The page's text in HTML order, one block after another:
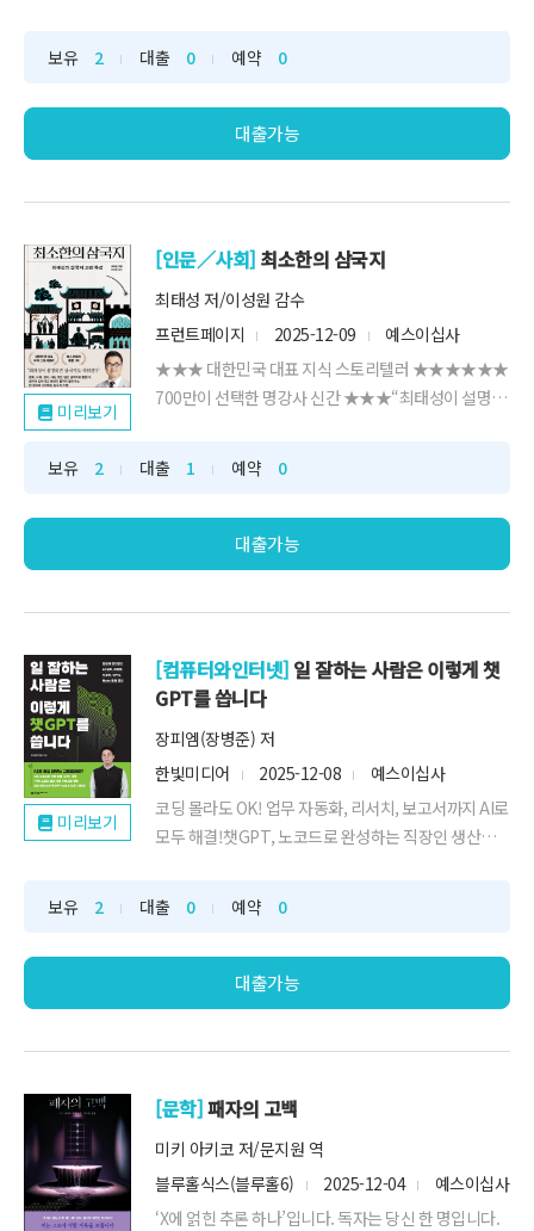
보유
2 대출 0 예약 0
대출가능
미리보기
[인문／사회] 최소한의 삼국지
최태성 저/이성원 감수
프런트페이지
2025-12-09
예스이십사
★★★ 대한민국 대표 지식 스토리텔러 ★★★★★★
700만이 선택한 명강사 신간 ★★★“최태성이 설명하
보유
2 대출 1 예약 0
대출가능
미리보기
[컴퓨터와인터넷] 일 잘하는 사람은 이렇게 챗
GPT를 씁니다
장피엠(장병준) 저
한빛미디어
2025-12-08
예스이십사
코딩 몰라도 OK! 업무 자동화, 리서치, 보고서까지 AI로
모두 해결!챗GPT, 노코드로 완성하는 직장인 생산성
보유
2 대출 0 예약 0
대출가능
[문학]패자의 고백
미키 아키코 저/문지원 역
블루홀식스(블루홀6)
2025-12-04
예스이십사
‘X에 얽힌 추론 하나’입니다. 독자는 당신 한 명입니다.